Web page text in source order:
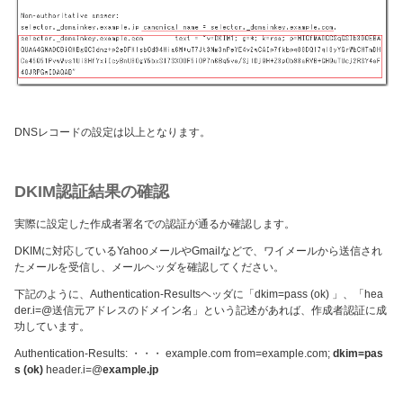
DNSレコードの設定は以上となります。
DKIM認証結果の確認
実際に設定した作成者署名での認証が通るか確認します。
DKIMに対応しているYahooメールやGmailなどで、ワイメールから送信され
たメールを受信し、メールヘッダを確認してください。
下記のように、Authentication-Resultsヘッダに「dkim=pass (ok) 」、「hea
der.i=@送信元アドレスのドメイン名」という記述があれば、作成者認証に成
功しています。
Authentication-Results: ・・・ example.com from=example.com; dkim=pas
s (ok) header.i=@example.jp